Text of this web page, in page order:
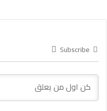
Subscribe